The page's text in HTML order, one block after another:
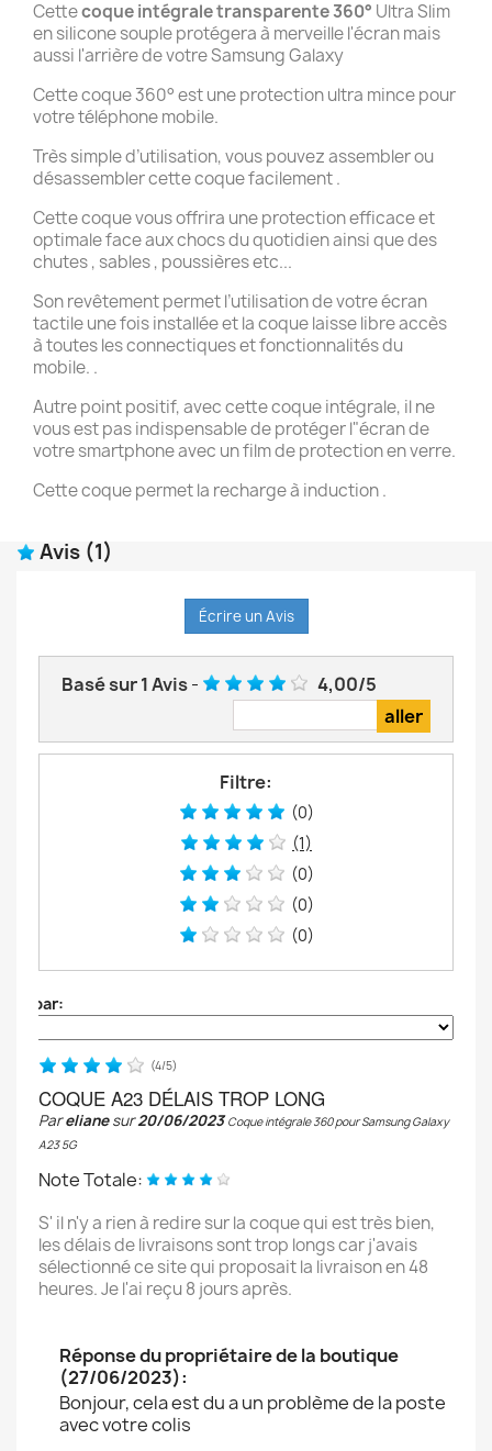
Cettecoque intégrale transparente 360° Ultra Slim
en silicone souple protégera à merveille l'écran mais
aussi l'arrière de votre Samsung Galaxy
Cette coque 360° est une protection ultra mince pour
votre téléphone mobile.
Très simple d’utilisation, vous pouvez assembler ou
désassembler cette coque facilement .
Cette coque vous offrira une protection efficace et
optimale face aux chocs du quotidien ainsi que des
chutes , sables , poussières etc...
Son revêtement permet l’utilisation de votre écran
tactile une fois installée et la coque laisse libre accès
à toutes les connectiques et fonctionnalités du
mobile. .
Autre point positif, avec cette coque intégrale, il ne
vous est pas indispensable de protéger l"écran de
votre smartphone avec un film de protection en verre.
Cette coque permet la recharge à induction .
Avis (1)
Écrire un Avis
Basé sur1Avis- 4,00/5
Filtre:
(0)
(1)
(0)
(0)
(0)
par:
(4/5)
COQUE A23 DÉLAIS TROP LONG
Parelianesur20/06/2023 Coque intégrale 360 pour Samsung Galaxy
A23 5G
Note Totale:
S' il n'y a rien à redire sur la coque qui est très bien,
les délais de livraisons sont trop longs car j'avais
sélectionné ce site qui proposait la livraison en 48
heures. Je l'ai reçu 8 jours après.
Réponse du propriétaire de la boutique
(27/06/2023):
Bonjour, cela est du a un problème de la poste
avec votre colis